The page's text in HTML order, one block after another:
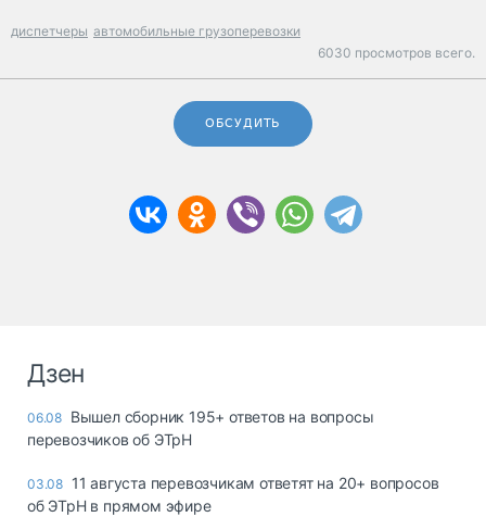
диспетчеры автомобильные грузоперевозки
6030 просмотров всего.
ОБСУДИТЬ
Дзен
06.08 Вышел сборник 195+ ответов на вопросы
перевозчиков об ЭТрН
03.08 11 августа перевозчикам ответят на 20+ вопросов
об ЭТрН в прямом эфире